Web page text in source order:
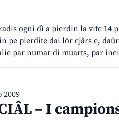
ogni dì a pierdin la vite 14
pe pierdite dai lôr cjârs e,
par numar di muarts, par
2009
– I